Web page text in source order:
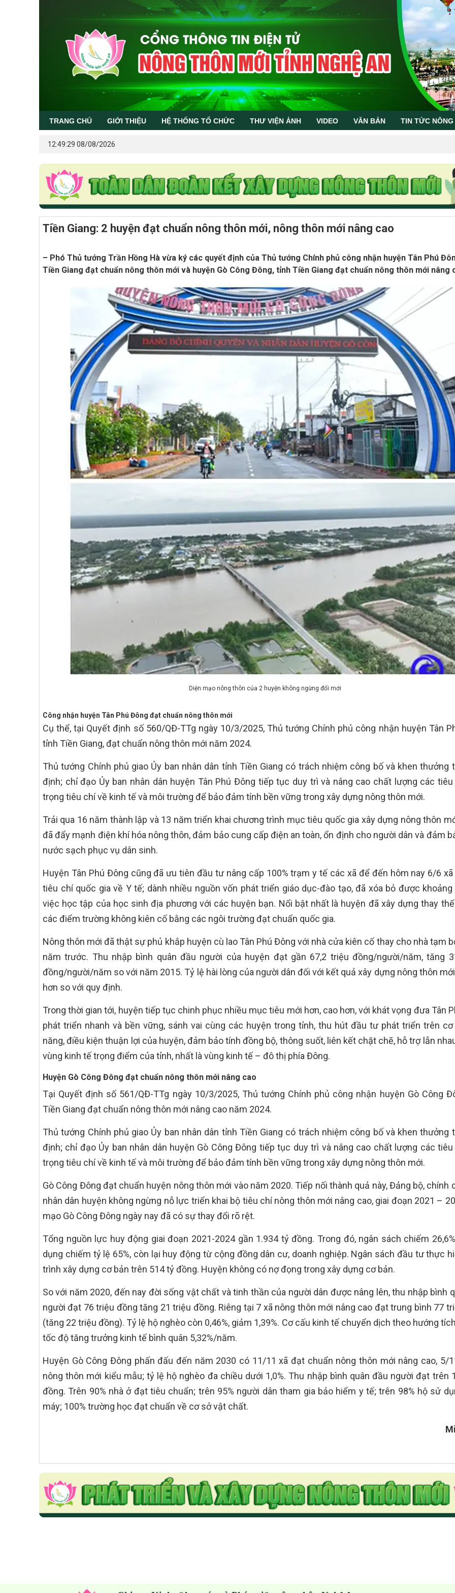
TRANG CHỦ GIỚI THIỆU HỆ THỐNG TỔ CHỨC THƯ VIỆN ẢNH VIDEO VĂN BẢN TIN TỨC
12:49:29 08/08/2026
Tiền Giang: 2 huyện đạt chuẩn nông thôn mới, nông thôn mới nâng cao
– Phó Thủ tướng Trần Hồng Hà vừa ký các quyết định của Thủ tướng Chính phủ công nhận huyện Tân Phú
Tiền Giang đạt chuẩn nông thôn mới và huyện Gò Công Đông, tỉnh Tiền Giang đạt chuẩn nông thôn mới nâng
Diện mạo nông thôn của 2 huyện không ngừng đổi mới
Công nhận huyện Tân Phú Đông đạt chuẩn nông thôn mới
Cụ thể, tại Quyết định số 560/QĐ-TTg ngày 10/3/2025, Thủ tướng Chính phủ công nhận huyện Tân
tỉnh Tiền Giang, đạt chuẩn nông thôn mới năm 2024.
Thủ tướng Chính phủ giao Ủy ban nhân dân tỉnh Tiền Giang có trách nhiệm công bố và khen thưởng
định; chỉ đạo Ủy ban nhân dân huyện Tân Phú Đông tiếp tục duy trì và nâng cao chất lượng các tiêu
trọng tiêu chí về kinh tế và môi trường để bảo đảm tính bền vững trong xây dựng nông thôn mới.
Trải qua 16 năm thành lập và 13 năm triển khai chương trình mục tiêu quốc gia xây dựng nông thôn
đã đẩy mạnh điện khí hóa nông thôn, đảm bảo cung cấp điện an toàn, ổn định cho người dân và đảm
nước sạch phục vụ dân sinh.
Huyện Tân Phú Đông cũng đã ưu tiên đầu tư nâng cấp 100% trạm y tế các xã để đến hôm nay 6/6
tiêu chí quốc gia về Y tế; dành nhiều nguồn vốn phát triển giáo dục-đào tạo, đã xóa bỏ được khoảng
việc học tập của học sinh địa phương với các huyện bạn. Nổi bật nhất là huyện đã xây dựng thay
các điểm trường không kiên cố bằng các ngôi trường đạt chuẩn quốc gia.
Nông thôn mới đã thật sự phủ khắp huyện cù lao Tân Phú Đông với nhà cửa kiên cố thay cho nhà tạm
năm trước. Thu nhập bình quân đầu người của huyện đạt gần 67,2 triệu đồng/người/năm, tăng
đồng/người/năm so với năm 2015. Tỷ lệ hài lòng của người dân đối với kết quả xây dựng nông thôn
hơn so với quy định.
Trong thời gian tới, huyện tiếp tục chinh phục nhiều mục tiêu mới hơn, cao hơn, với khát vọng đưa Tân
phát triển nhanh và bền vững, sánh vai cùng các huyện trong tỉnh, thu hút đầu tư phát triển trên
năng, điều kiện thuận lợi của huyện, đảm bảo tính đồng bộ, thông suốt, liên kết chặt chẽ, hỗ trợ lẫn
vùng kinh tế trọng điểm của tỉnh, nhất là vùng kinh tế – đô thị phía Đông.
Huyện Gò Công Đông đạt chuẩn nông thôn mới nâng cao
Tại Quyết định số 561/QĐ-TTg ngày 10/3/2025, Thủ tướng Chính phủ công nhận huyện Gò Công
Tiền Giang đạt chuẩn nông thôn mới nâng cao năm 2024.
Thủ tướng Chính phủ giao Ủy ban nhân dân tỉnh Tiền Giang có trách nhiệm công bố và khen thưởng
định; chỉ đạo Ủy ban nhân dân huyện Gò Công Đông tiếp tục duy trì và nâng cao chất lượng các tiêu
trọng tiêu chí về kinh tế và môi trường để bảo đảm tính bền vững trong xây dựng nông thôn mới.
Gò Công Đông đạt chuẩn huyện nông thôn mới vào năm 2020. Tiếp nối thành quả này, Đảng bộ, chính
nhân dân huyện không ngừng nỗ lực triển khai bộ tiêu chí nông thôn mới nâng cao, giai đoạn 2021 –
mạo Gò Công Đông ngày nay đã có sự thay đổi rõ rệt.
Tổng nguồn lực huy động giai đoạn 2021-2024 gần 1.934 tỷ đồng. Trong đó, ngân sách chiếm
dụng chiếm tỷ lệ 65%, còn lại huy động từ cộng đồng dân cư, doanh nghiệp. Ngân sách đầu tư thực
trình xây dựng cơ bản trên 514 tỷ đồng. Huyện không có nợ đọng trong xây dựng cơ bản.
So với năm 2020, đến nay đời sống vật chất và tinh thần của người dân được nâng lên, thu nhập bình
người đạt 76 triệu đồng tăng 21 triệu đồng. Riêng tại 7 xã nông thôn mới nâng cao đạt trung bình 77
(tăng 22 triệu đồng). Tỷ lệ hộ nghèo còn 0,46%, giảm 1,39%. Cơ cấu kinh tế chuyển dịch theo hướng
tốc độ tăng trưởng kinh tế bình quân 5,32%/năm.
Huyện Gò Công Đông phấn đấu đến năm 2030 có 11/11 xã đạt chuẩn nông thôn mới nâng cao, 5/
nông thôn mới kiểu mẫu; tỷ lệ hộ nghèo đa chiều dưới 1,0%. Thu nhập bình quân đầu người đạt trên
đồng. Trên 90% nhà ở đạt tiêu chuẩn; trên 95% người dân tham gia bảo hiểm y tế; trên 98% hộ sử
máy; 100% trường học đạt chuẩn về cơ sở vật chất.